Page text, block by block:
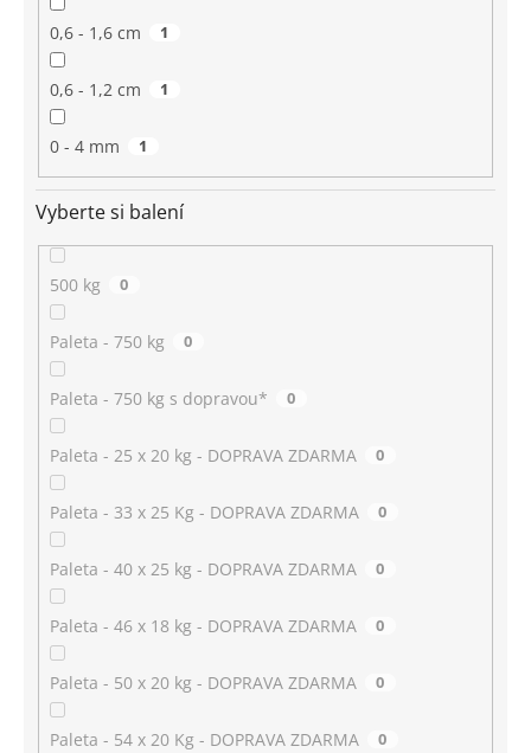
0,6 - 1,6 cm 1
0,6 - 1,2 cm 1
0 - 4 mm 1
Vyberte si balení
500 kg 0
Paleta - 750 kg 0
Paleta - 750 kg s dopravou* 0
Paleta - 25 x 20 kg - DOPRAVA ZDARMA 0
Paleta - 33 x 25 Kg - DOPRAVA ZDARMA 0
Paleta - 40 x 25 kg - DOPRAVA ZDARMA 0
Paleta - 46 x 18 kg - DOPRAVA ZDARMA 0
Paleta - 50 x 20 kg - DOPRAVA ZDARMA 0
Paleta - 54 x 20 Kg - DOPRAVA ZDARMA 0